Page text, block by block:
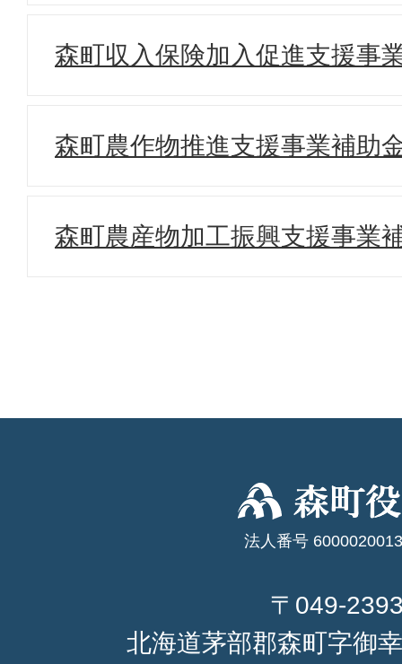
森町収入保険加入促進支援事
森町農作物推進支援事業補助
森町農産物加工振興支援事業
法人番号
〒049-
北海道茅部郡森町字御